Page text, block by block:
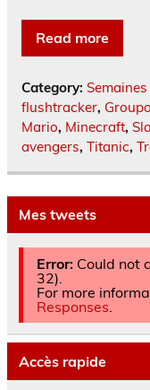
Read more
Category: Semaines
flushtracker,
Mario, Minecraft,
avengers, Titanic,
Mes tweets
Error:Could not
32).
For more
Responses
Accès rapide